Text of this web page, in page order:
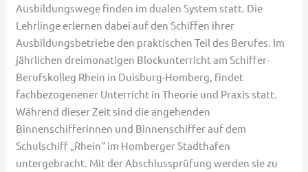
Ausbildungswege finden im dualen System statt. Die
Lehrlinge erlernen dabei auf den Schiffen ihrer
Ausbildungsbetriebe den praktischen Teil des Berufes. Im
jährlichen dreimonatigen Blockunterricht am Schiffer-
Berufskolleg Rhein in Duisburg-Homberg, findet
fachbezogenener Unterricht in Theorie und Praxis statt.
Während dieser Zeit sind die angehenden
Binnenschifferinnen und Binnenschiffer auf dem
Schulschiff „Rhein“ im Homberger Stadthafen
untergebracht. Mit der Abschlussprüfung werden sie zu